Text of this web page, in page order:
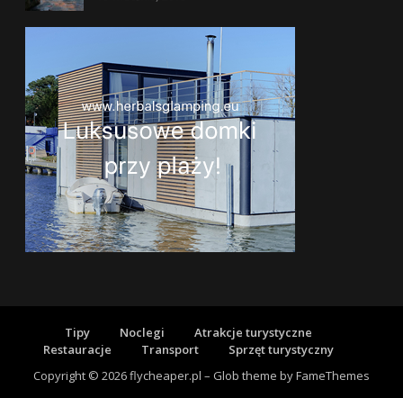
Tipy Noclegi
Atrakcje turystyczne
Restauracje
Transport
Sprzęt turystyczny
Copyright © 2026 flycheaper.pl – Glob theme byFameThemes